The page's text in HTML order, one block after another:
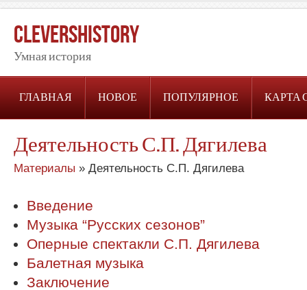
CleversHistory
Умная история
ГЛАВНАЯ НОВОЕ ПОПУЛЯРНОЕ КАРТА
Деятельность С.П. Дягилева
Материалы » Деятельность С.П. Дягилева
Введение
Музыка “Русских сезонов”
Оперные спектакли С.П. Дягилева
Балетная музыка
Заключение